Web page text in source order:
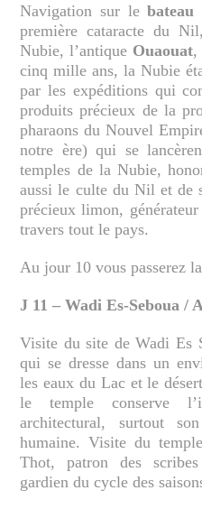
Navigation sur lebateau
première cataracte du
Nubie, l’antique Ouaouat,
cinq mille ans, la Nubie
par les expéditions qui
produits précieux de la
pharaons du Nouvel
notre ère) qui se
temples de la Nubie,
aussi le culte du Nil et de
précieux limon,
travers tout le pays.
Au jour 10 vous passerez
J 11 – Wadi Es-Seboua /
Visite du site de Wadi Es
qui se dresse dans un
les eaux du Lac et le
le temple conserve
architectural, surtout
humaine. Visite du
Thot, patron des
gardien du cycle des